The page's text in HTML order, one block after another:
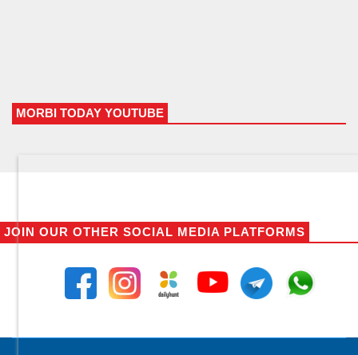
MORBI TODAY YOUTUBE
JOIN OUR OTHER SOCIAL MEDIA PLATFORMS